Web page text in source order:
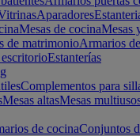
Aparadores
Mesas de cocinaMesas
de matrimonioArmarios
Estanterías
Complementos para
Mesas altasMesas
de cocinaConjuntos